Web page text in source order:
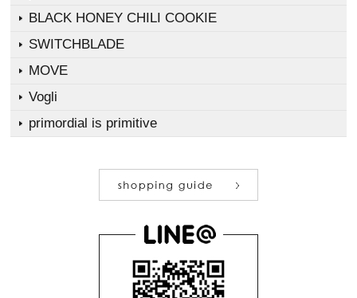
BLACK HONEY CHILI COOKIE
SWITCHBLADE
MOVE
Vogli
primordial is primitive